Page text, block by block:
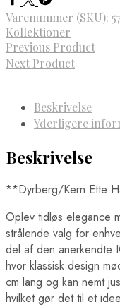
Varenummer (SKU):
Kollektioner
Previous Product
Next Product
Beskrivelse
Yderligere
Beskrivelse
**Dyrberg/Kern Ette
Oplev tidløs elegance
strålende valg for
del af den anerkendte
hvor klassisk design
cm lang og kan nemt
hvilket gør det til et